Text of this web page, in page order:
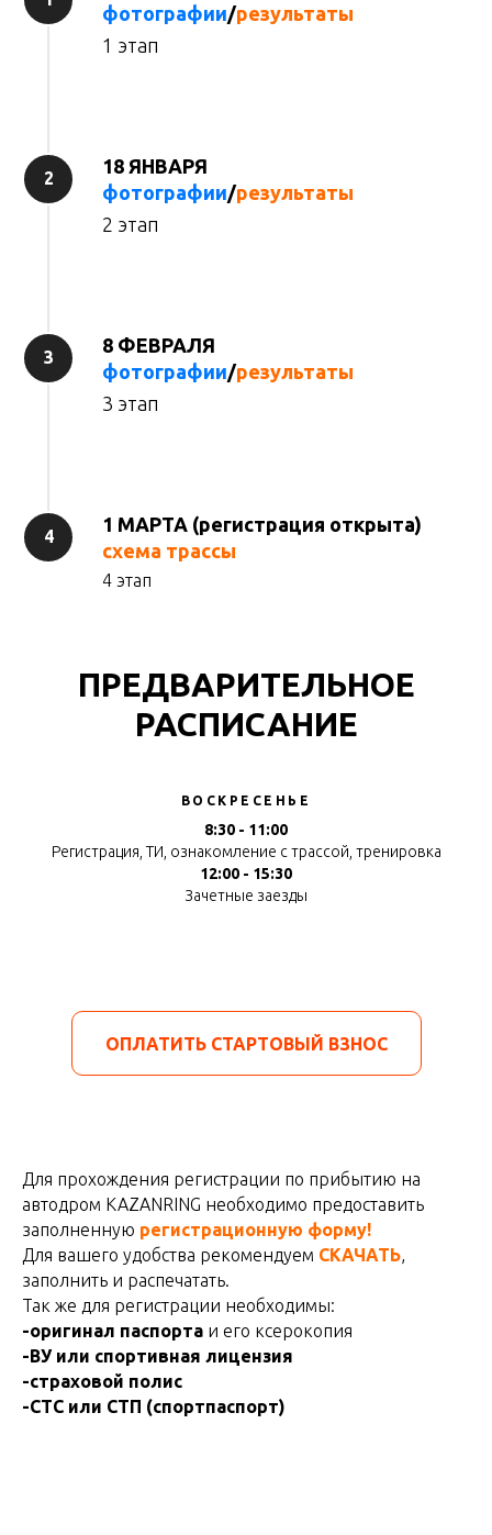
фотографии/результаты
1 этап
18 ЯНВАРЯ
фотографии/результаты
2 этап
8 ФЕВРАЛЯ
фотографии/результаты
3 этап
1 МАРТА (регистрация открыта)
схема трассы
4 этап
ПРЕДВАРИТЕЛЬНОЕ
РАСПИСАНИЕ
ВОСКРЕСЕНЬЕ
8:30 - 11:00
Регистрация, ТИ, ознакомление с трассой, тренировка
12:00 - 15:30
Зачетные заезды
ОПЛАТИТЬ СТАРТОВЫЙ ВЗНОС
Для прохождения регистрации по прибытию на
автодром KAZANRING необходимо предоставить
заполненную регистрационную форму!
Для вашего удобства рекомендуем СКАЧАТЬ,
заполнить и распечатать.
Так же для регистрации необходимы:
-оригинал паспорта и его ксерокопия
-ВУ или спортивная лицензия
-страховой полис
-СТС или СТП (спортпаспорт)